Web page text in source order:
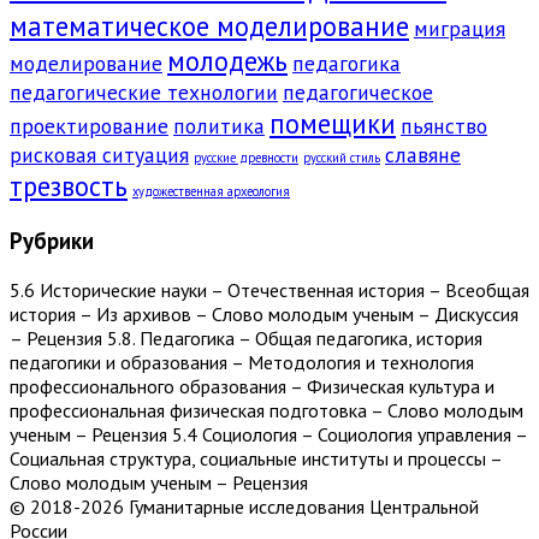
математическое моделирование миграция
моделирование молодежь педагогика
педагогические технологии педагогическое
проектирование политика помещики пьянство
рисковая ситуация русские древности русский стиль славяне
трезвость художественная археология
Рубрики
5.6 Исторические науки – Отечественная история – Всеобщая
история – Из архивов – Слово молодым ученым – Дискуссия
– Рецензия 5.8. Педагогика – Общая педагогика, история
педагогики и образования – Методология и технология
профессионального образования – Физическая культура и
профессиональная физическая подготовка – Слово молодым
ученым – Рецензия 5.4 Социология – Социология управления –
Социальная структура, социальные институты и процессы –
Слово молодым ученым – Рецензия
© 2018-2026 Гуманитарные исследования Центральной
России